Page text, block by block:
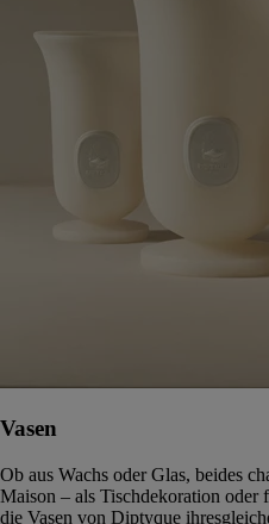
Vasen
Ob aus Wachs oder Glas, beides
Maison – als Tischdekoration oder
die Vasen von Diptyque